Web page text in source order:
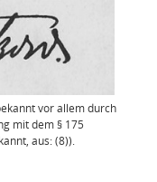
vor allem durch
mit dem § 175
aus: (8)).